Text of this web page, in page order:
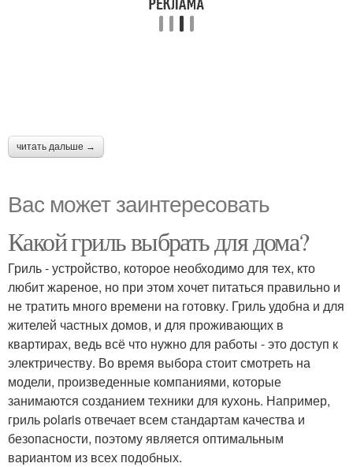
читать дальше →
Вас может заинтересовать
Какой гриль выбрать для дома?
Гриль - устройство, которое необходимо для тех, кто
любит жареное, но при этом хочет питаться правильно и
не тратить много времени на готовку. Гриль удобна и для
жителей частных домов, и для проживающих в
квартирах, ведь всё что нужно для работы - это доступ к
электричеству. Во время выбора стоит смотреть на
модели, произведенные компаниями, которые
занимаются созданием техники для кухонь. Например,
гриль polaris отвечает всем стандартам качества и
безопасности, поэтому является оптимальным
вариантом из всех подобных.